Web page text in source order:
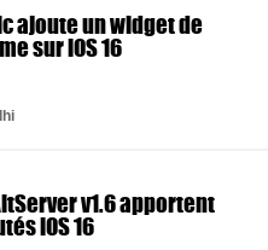
ajoute un widget de
sur iOS 16
v1.6 apportent
iOS 16